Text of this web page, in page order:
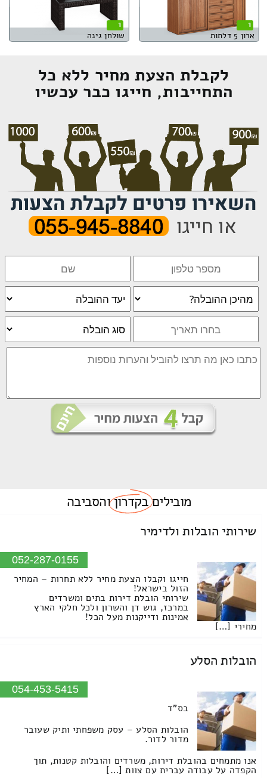
1
ארון 5 דלתות
1
שולחן גינה
לקבלת הצעת מחיר ללא כל
התחייבות, חייגו כבר עכשיו
מוביליםבקדרוןוהסביבה
שירותי הובלות ולדימיר
052-287-0155
חייגו וקבלו הצעת מחיר ללא תחרות – המחיר
הזול בישראל!
שירותי הובלת דירות בתים ומשרדים
במרכז, גוש דן והשרון ולכל חלקי הארץ
אמינות ודייקנות מעל הכל!
מחירי […]
הובלות הסלע
054-453-5415
בס"ד
הובלות הסלע – עסק משפחתי ותיק שעובר
מדור לדור.
אנו מתמחים בהובלת דירות, משרדים והובלות קטנות, תוך
הקפדה על עבודה עברית עם צוות […]